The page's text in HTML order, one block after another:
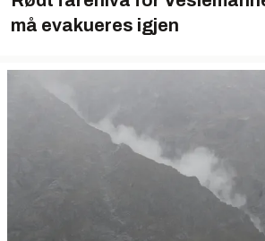
må evakueres igjen